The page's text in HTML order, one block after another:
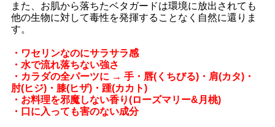
また、お肌から落ちたベタガードは環境に放出されても
他の生物に対して毒性を発揮することなく自然に還りま
す。
・ワセリンなのにサラサラ感
・水で流れ落ちない強さ
・カラダの全パーツに → 手・唇(くちびる)・肩(カタ)・
肘(ヒジ)・膝(ヒザ)・踵(カカト)
・お料理を邪魔しない香り(ローズマリー&月桃)
・口に入っても害のない成分